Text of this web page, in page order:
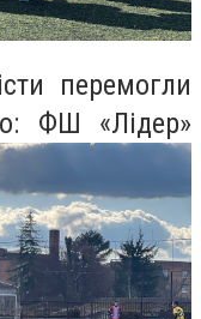
перемогли
ФШ «Лідер»